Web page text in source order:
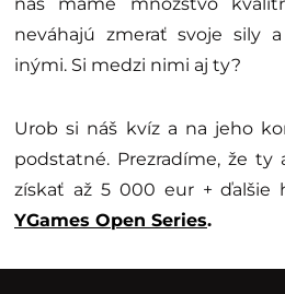
neváhajú zmerať svoje sily
inými. Si medzi nimi aj ty?
Urob si náš kvíz a na jeho
podstatné. Prezradíme, že
získať až 5 000 eur + ďalšie
YGames Open Series.